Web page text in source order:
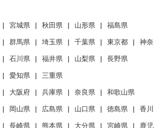
宮城県 秋田県 山形県 福島県
群馬県 埼玉県 千葉県 東京都 神
石川県 福井県 山梨県 長野県
愛知県 三重県
大阪府 兵庫県 奈良県 和歌山県
岡山県 広島県 山口県 徳島県 香
長崎県 熊本県 大分県 宮崎県 鹿